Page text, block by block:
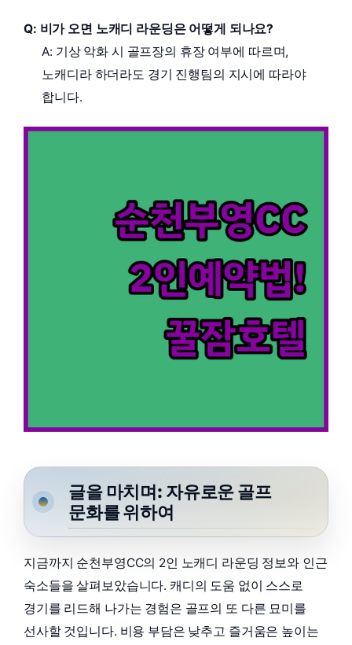
Q: 비가 오면 노캐디 라운딩은 어떻게 되나요?
A: 기상 악화 시 골프장의 휴장 여부에 따르며,
노캐디라 하더라도 경기 진행팀의 지시에 따라야
합니다.
글을 마치며: 자유로운 골프
문화를 위하여
지금까지 순천부영CC의 2인 노캐디 라운딩 정보와 인근
숙소들을 살펴보았습니다. 캐디의 도움 없이 스스로
경기를 리드해 나가는 경험은 골프의 또 다른 묘미를
선사할 것입니다. 비용 부담은 낮추고 즐거움은 높이는